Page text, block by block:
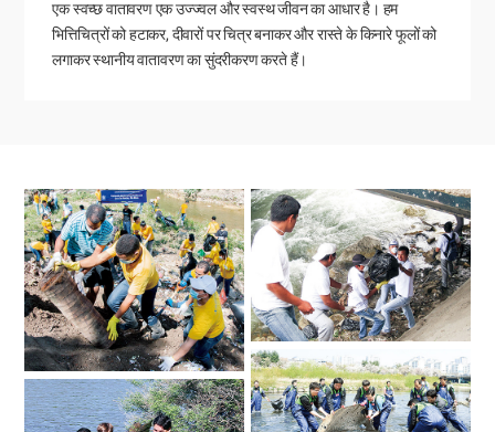
एक स्वच्छ वातावरण एक उज्ज्वल और स्वस्थ जीवन का आधार है। हम
भित्तिचित्रों को हटाकर, दीवारों पर चित्र बनाकर और रास्ते के किनारे फूलों को
लगाकर स्थानीय वातावरण का सुंदरीकरण करते हैं।